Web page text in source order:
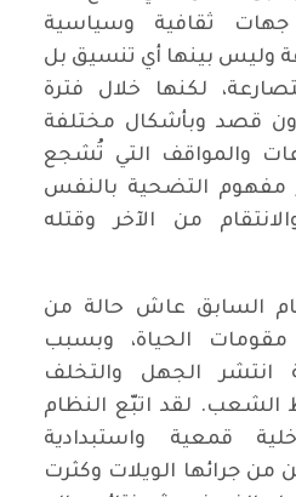
جهات ثقافية وسياسية
وليس بينها أي تنسيق بل
لكنها خلال فترة
قصد وبأشكال مختلفة
والمواقف التي تُشجع
مفهوم التضحية بالنفس
من الآخر وقتله
السابق عاش حالة من
الحياة، وبسبب
انتشر الجهل والتخلف
لقد اتبّع النظام
قمعية واستبدادية
من جرائها الويلات وكثرت